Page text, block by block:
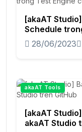
[akaAT
Schedule
28/06/2023
akaAT Tools
[akaAT
akaAT Studio